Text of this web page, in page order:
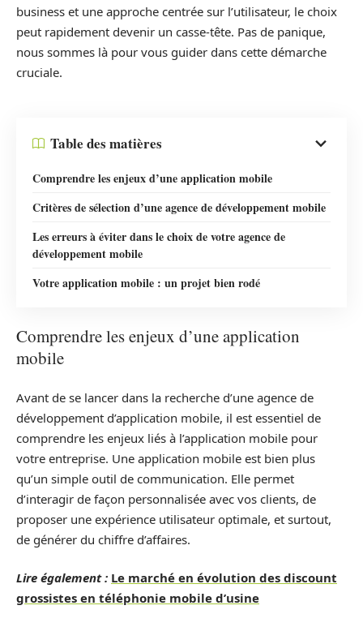
business et une approche centrée sur l’utilisateur, le choix
peut rapidement devenir un casse-tête. Pas de panique,
nous sommes là pour vous guider dans cette démarche
cruciale.
Table des matières
Comprendre les enjeux d’une application mobile
Critères de sélection d’une agence de développement mobile
Les erreurs à éviter dans le choix de votre agence de
développement mobile
Votre application mobile : un projet bien rodé
Comprendre les enjeux d’une application
mobile
Avant de se lancer dans la recherche d’une agence de
développement d’application mobile, il est essentiel de
comprendre les enjeux liés à l’application mobile pour
votre entreprise. Une application mobile est bien plus
qu’un simple outil de communication. Elle permet
d’interagir de façon personnalisée avec vos clients, de
proposer une expérience utilisateur optimale, et surtout,
de générer du chiffre d’affaires.
Lire également : Le marché en évolution des discount
grossistes en téléphonie mobile d’usine